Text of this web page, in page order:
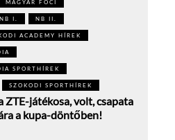
MAGYAR FOCI
NB I. NB II.
ACADEMY HÍREK
SPORTHÍREK
SZOKODI SPORTHÍREK
ZTE-játékosa, volt, csapata
a kupa-döntőben!